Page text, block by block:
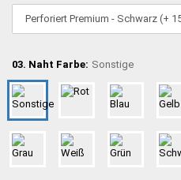
03. Naht Farbe: Sonstige